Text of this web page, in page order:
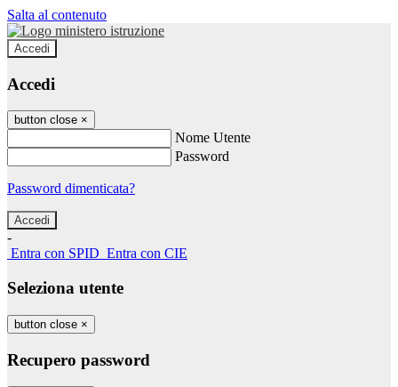
Salta al contenuto
Accedi
Accedi
button close ×
Nome Utente
Password
Password dimenticata?
-
Entra con SPID Entra con CIE
Seleziona utente
button close ×
Recupero password